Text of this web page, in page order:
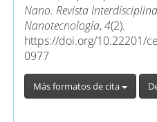
Nano. Revista
Nanotecnología,4(2).
https://doi.org/10.22201/
0977
Más formatos de cita